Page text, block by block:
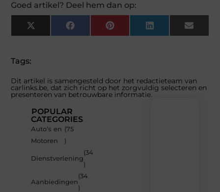
Goed artikel? Deel hem dan op:
X
(Twitter)
FacebookPinterestLinkedInEmail
Tags:
Dit artikel is samengesteld door het redactieteam van
carlinks.be, dat zich richt op het zorgvuldig selecteren en
presenteren van betrouwbare informatie.
POPULAR
CATEGORIES
Auto’s en
Motoren
(75
)
Dienstverlening
(34
)
Aanbiedingen
(34
)